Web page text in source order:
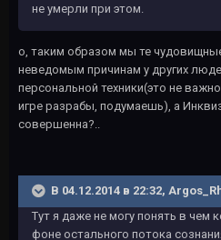
не умерли при этом.
о, таким образом мы те
неведомым причинам у других
персональной техники(это не
игре разрабы, подумаешь), а
совершенна?..
В 04.12.2014 в 22:32,
Тут я даже не могу понять в чем
фоне остального потока